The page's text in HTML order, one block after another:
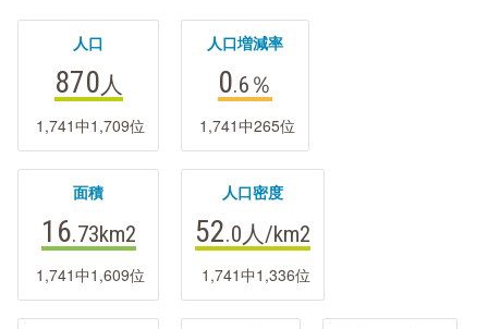
人口
870人
1,741中1,709位
人口増減率
0.6 ％
1,741中265位
面積
16.73km2
1,741中1,609位
人口密度
52.0人/km2
1,741中1,336位